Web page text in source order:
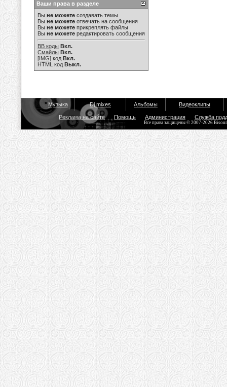
Ваши права в разделе
Вы не можете создавать темы
Вы не можете отвечать на сообщения
Вы не можете прикреплять файлы
Вы не можете редактировать сообщения
BB коды Вкл.
Смайлы Вкл.
[IMG] код Вкл.
HTML код Выкл.
Музыка Dj mixes Альбомы Видеоклипы
Реклама на сайте Помощь Администрация Служба
Все права защищены © 2007-2026